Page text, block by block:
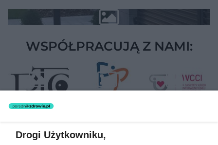
WSPÓŁPRACUJĄ Z NAMI:
Drogi Użytkowniku,